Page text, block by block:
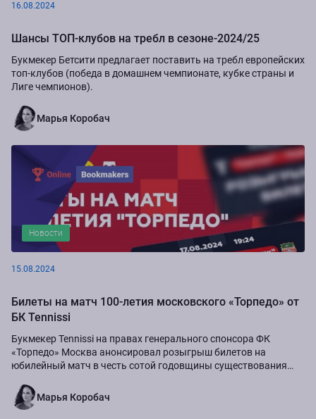
16.08.2024
Шансы ТОП-клубов на требл в сезоне-2024/25
Букмекер Бетсити предлагает поставить на требл европейских
топ-клубов (победа в домашнем чемпионате, кубке страны и
Лиге чемпионов).
Марья Коробач
Новости
15.08.2024
Билеты на матч 100-летия московского «Торпедо» от
БК Tennissi
Букмекер Tennissi на правах генерального спонсора ФК
«Торпедо» Москва анонсировал розыгрыш билетов на
юбилейный матч в честь сотой годовщины существования
Марья Коробач